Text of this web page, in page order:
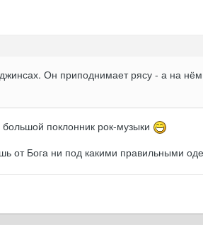
Он приподнимает рясу - а на
поклонник рок-музыки
от Бога ни под какими правильными